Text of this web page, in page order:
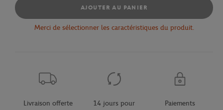
AJOUTER AU PANIER
Merci de sélectionner les caractéristiques du produit.
Livraison offerte
14 jours pour
Paiements